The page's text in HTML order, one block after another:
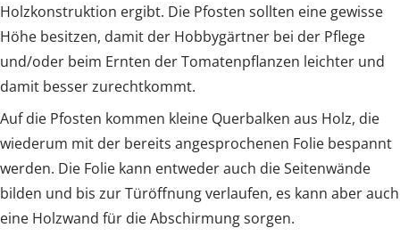
Holzkonstruktion ergibt. Die Pfosten sollten eine gewisse
Höhe besitzen, damit der Hobbygärtner bei der Pflege
und/oder beim Ernten der Tomatenpflanzen leichter und
damit besser zurechtkommt.
Auf die Pfosten kommen kleine Querbalken aus Holz, die
wiederum mit der bereits angesprochenen Folie bespannt
werden. Die Folie kann entweder auch die Seitenwände
bilden und bis zur Türöffnung verlaufen, es kann aber auch
eine Holzwand für die Abschirmung sorgen.